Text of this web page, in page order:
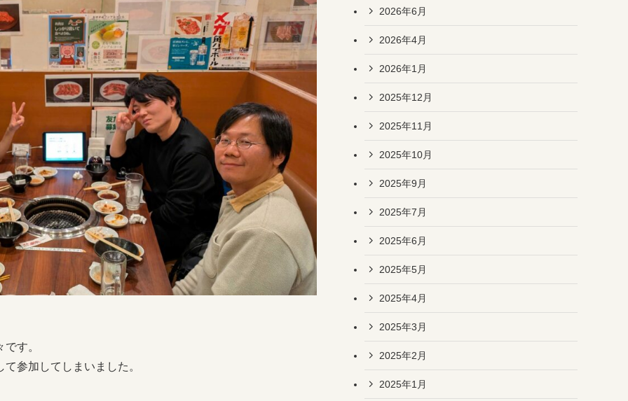
す。
参加してしまいました。
2026年6月
2026年4月
2026年1月
2025年12月
2025年11月
2025年10月
2025年9月
2025年7月
2025年6月
2025年5月
2025年4月
2025年3月
2025年2月
2025年1月